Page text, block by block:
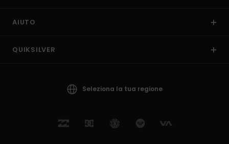
AIUTO
QUIKSILVER
Seleziona la tua regione